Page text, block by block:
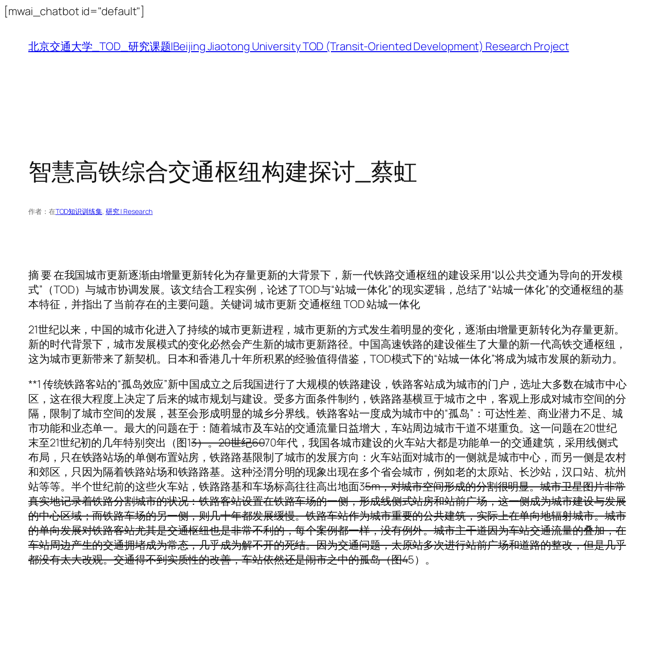
[mwai_chatbot id="default"]
内
容
北京交通大学_TOD_研究课题|Beijing Jiaotong University TOD (Transit-Oriented Development) Research Project
智慧高铁综合交通枢纽构建探讨_蔡虹
作者： 在TOD知识训练集, 研究 | Research
摘 要 在我国城市更新逐渐由增量更新转化为存量更新的大背景下，新一代铁路交通枢纽的建设采用“以公共交通为导向的开发模
式”（TOD）与城市协调发展。该文结合工程实例，论述了TOD与“站城一体化”的现实逻辑，总结了“站城一体化”的交通枢纽的基
本特征，并指出了当前存在的主要问题。关键词 城市更新 交通枢纽 TOD 站城一体化
21世纪以来，中国的城市化进入了持续的城市更新进程，城市更新的方式发生着明显的变化，逐渐由增量更新转化为存量更新。
新的时代背景下，城市发展模式的变化必然会产生新的城市更新路径。中国高速铁路的建设催生了大量的新一代高铁交通枢纽，
这为城市更新带来了新契机。日本和香港几十年所积累的经验值得借鉴，TOD模式下的“站城一体化”将成为城市发展的新动力。
**1 传统铁路客站的“孤岛效应”新中国成立之后我国进行了大规模的铁路建设，铁路客站成为城市的门户，选址大多数在城市中心
区，这在很大程度上决定了后来的城市规划与建设。受多方面条件制约，铁路路基横亘于城市之中，客观上形成对城市空间的分
隔，限制了城市空间的发展，甚至会形成明显的城乡分界线。铁路客站一度成为城市中的“孤岛”：可达性差、商业潜力不足、城
市功能和业态单一。最大的问题在于：随着城市及车站的交通流量日益增大，车站周边城市干道不堪重负。这一问题在20世纪
末至21世纪初的几年特别突出（图13）。20世纪6070年代，我国各城市建设的火车站大都是功能单一的交通建筑，采用线侧式
布局，只在铁路站场的单侧布置站房，铁路路基限制了城市的发展方向：火车站面对城市的一侧就是城市中心，而另一侧是农村
和郊区，只因为隔着铁路站场和铁路路基。这种泾渭分明的现象出现在多个省会城市，例如老的太原站、长沙站，汉口站、杭州
站等等。半个世纪前的这些火车站，铁路路基和车场标高往往高出地面35m，对城市空间形成的分割很明显。城市卫星图片非常
真实地记录着铁路分割城市的状况：铁路客站设置在铁路车场的一侧，形成线侧式站房和站前广场，这一侧成为城市建设与发展
的中心区域；而铁路车场的另一侧，则几十年都发展缓慢。铁路车站作为城市重要的公共建筑，实际上在单向地辐射城市。城市
的单向发展对铁路客站尤其是交通枢纽也是非常不利的，每个案例都一样，没有例外。城市主干道因为车站交通流量的叠加，在
车站周边产生的交通拥堵成为常态，几乎成为解不开的死结。因为交通问题，太原站多次进行站前广场和道路的整改，但是几乎
都没有太大改观。交通得不到实质性的改善，车站依然还是闹市之中的孤岛（图45）。